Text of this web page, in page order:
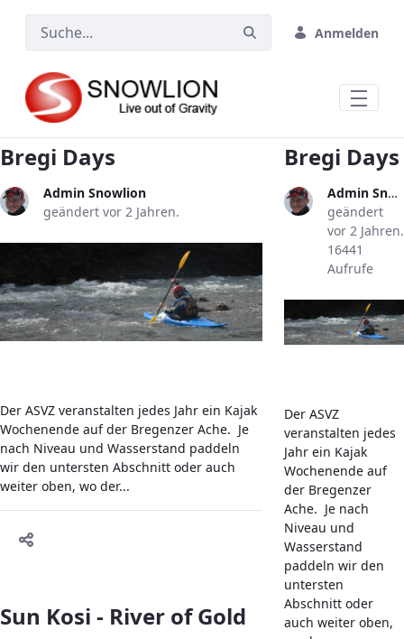
Zum Hauptinhalt springen
Anmelden
Bregi Days
Admin Snowlion
geändert vor 2 Jahren.
Der ASVZ veranstalten jedes Jahr ein Kajak
Wochenende auf der Bregenzer Ache. Je
nach Niveau und Wasserstand paddeln
wir den untersten Abschnitt oder auch
weiter oben, wo der...
Sun Kosi - River of Gold
Bregi Days
Admin Snowlion
geändert
vor 2 Jahren.
16441
Aufrufe
Der ASVZ
veranstalten jedes
Jahr ein Kajak
Wochenende auf
der Bregenzer
Ache. Je nach
Niveau und
Wasserstand
paddeln wir den
untersten
Abschnitt oder
auch weiter oben,